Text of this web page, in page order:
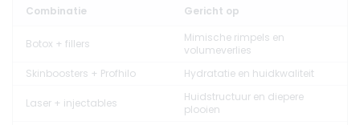
Combinatie Gericht op
Botox + fillers
Mimische rimpels en
volumeverlies
Skinboosters + Profhilo
Hydratatie en huidkwaliteit
Laser + injectables
Huidstructuur en diepere
plooien